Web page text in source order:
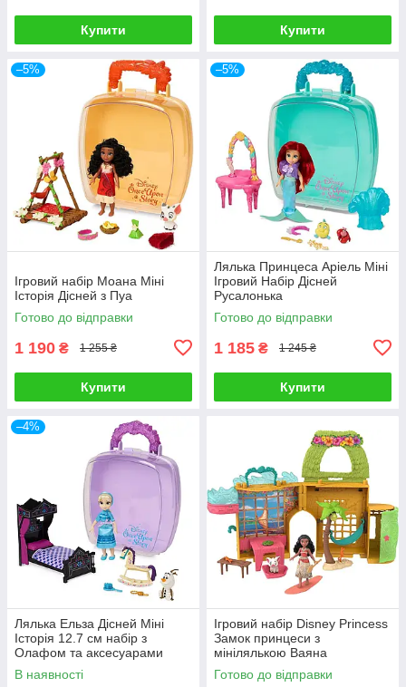
Купити Купити
–5%
Ігровий набір Моана Міні
Історія Дісней з Пуа
Готово до відправки
1 190 ₴ 1 255 ₴
Купити
–5%
Лялька Принцеса Аріель Міні
Ігровий Набір Дісней
Русалонька
Готово до відправки
1 185 ₴ 1 245 ₴
Купити
–4%
Лялька Ельза Дісней Міні
Історія 12.7 см набір з
Олафом та аксесуарами
В наявності
Ігровий набір Disney Princess
Замок принцеси з
мінілялькою Ваяна
Готово до відправки